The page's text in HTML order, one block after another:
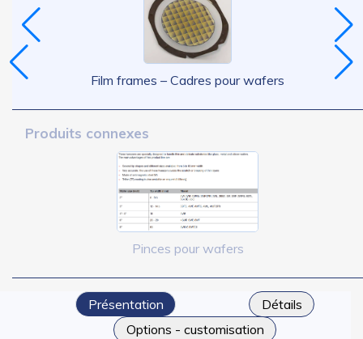
Film frames – Cadres pour wafers
Produits connexes
Pinces pour wafers
Présentation
Détails
Options - customisation